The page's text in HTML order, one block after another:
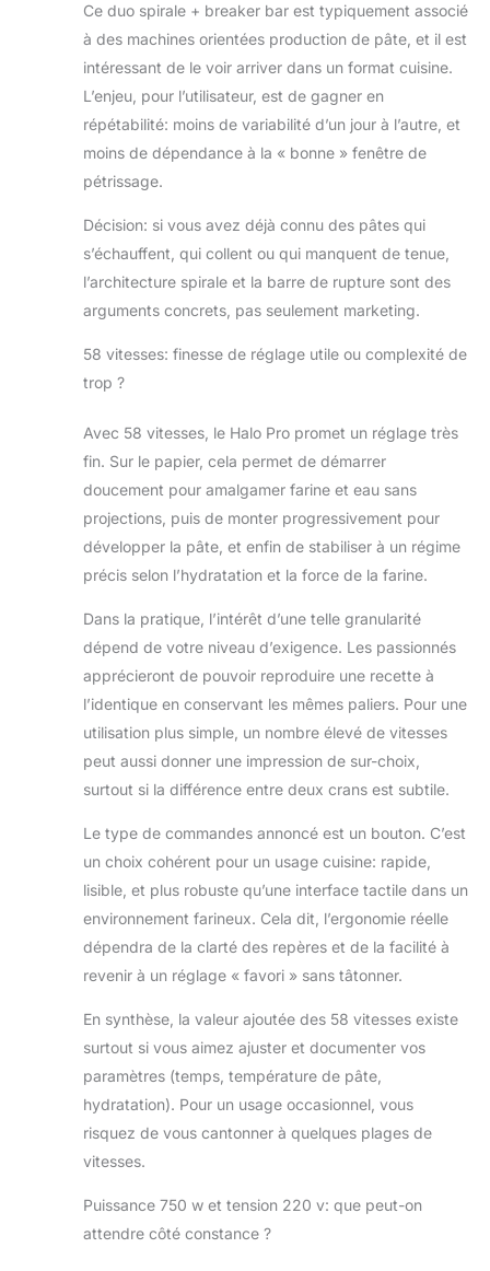
Ce duo spirale + breaker bar est typiquement associé
à des machines orientées production de pâte, et il est
intéressant de le voir arriver dans un format cuisine.
L’enjeu, pour l’utilisateur, est de gagner en
répétabilité: moins de variabilité d’un jour à l’autre, et
moins de dépendance à la « bonne » fenêtre de
pétrissage.
Décision: si vous avez déjà connu des pâtes qui
s’échauffent, qui collent ou qui manquent de tenue,
l’architecture spirale et la barre de rupture sont des
arguments concrets, pas seulement marketing.
58 vitesses: finesse de réglage utile ou complexité de
trop ?
Avec 58 vitesses, le Halo Pro promet un réglage très
fin. Sur le papier, cela permet de démarrer
doucement pour amalgamer farine et eau sans
projections, puis de monter progressivement pour
développer la pâte, et enfin de stabiliser à un régime
précis selon l’hydratation et la force de la farine.
Dans la pratique, l’intérêt d’une telle granularité
dépend de votre niveau d’exigence. Les passionnés
apprécieront de pouvoir reproduire une recette à
l’identique en conservant les mêmes paliers. Pour une
utilisation plus simple, un nombre élevé de vitesses
peut aussi donner une impression de sur-choix,
surtout si la différence entre deux crans est subtile.
Le type de commandes annoncé est un bouton. C’est
un choix cohérent pour un usage cuisine: rapide,
lisible, et plus robuste qu’une interface tactile dans un
environnement farineux. Cela dit, l’ergonomie réelle
dépendra de la clarté des repères et de la facilité à
revenir à un réglage « favori » sans tâtonner.
En synthèse, la valeur ajoutée des 58 vitesses existe
surtout si vous aimez ajuster et documenter vos
paramètres (temps, température de pâte,
hydratation). Pour un usage occasionnel, vous
risquez de vous cantonner à quelques plages de
vitesses.
Puissance 750 w et tension 220 v: que peut-on
attendre côté constance ?